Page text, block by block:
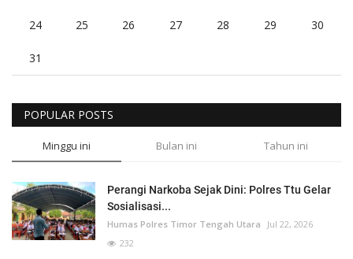
24 25 26 27 28 29 30
31
POPULAR POSTS
Minggu ini Bulan ini Tahun ini
Perangi Narkoba Sejak Dini: Polres Ttu Gelar
Sosialisasi...
Humas Polres Timor Tengah Utara
Jul 22, 2026
232